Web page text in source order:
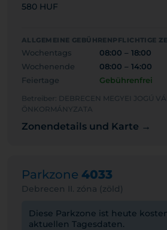
580 HUF
ALLGEMEINE GEBÜHRENPFLICHTIGE
Wochentags
08:00 – 18:00
Wochenende
08:00 – 14:00
Feiertage
Gebührenfrei
Betreiber: DEBRECEN MEGYEI JOGÚ
ÖNKORMÁNYZATA
Zonendetails und Karte →
Parkzone 4033
Debrecen II. zóna (zöld)
Diese Parkzone ist heute
aktuellen Tagesdaten.